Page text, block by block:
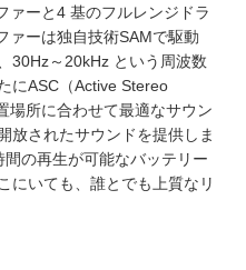
ァーと4 基のフルレンジドラ
ァーは独自技術SAMで駆動
30Hz～20kHz という周波数
にASC（Active Stereo
場所に合わせて最適なサウン
放されたサウンドを提供しま
の再生が可能なバッテリー
にいても、誰とでも上質なリ